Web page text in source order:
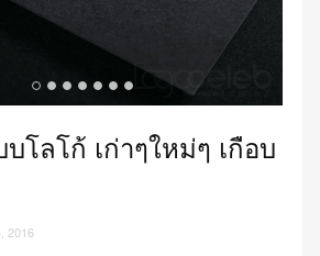
โลโก้ เก่าๆใหม่ๆ เกือบ
2016